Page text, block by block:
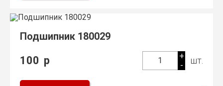
Подшипник 180029
100 р 1
+
-
шт.